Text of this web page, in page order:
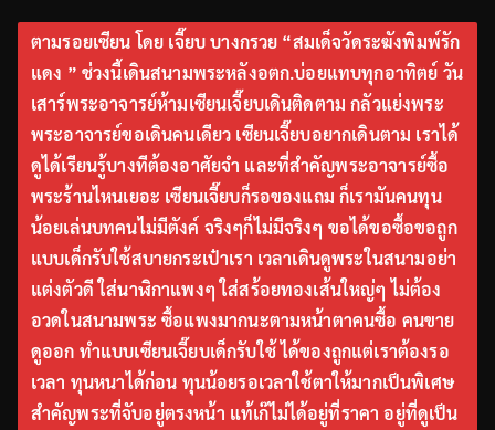
ตามรอยเซียน โดย เจี๊ยบ บางกรวย “สมเด็จวัดระฆังพิมพ์รัก
แดง ” ช่วงนี้เดินสนามพระหลังอตก.บ่อยแทบทุกอาทิตย์ วัน
เสาร์พระอาจารย์ห้ามเซียนเจี๊ยบเดินติดตาม กลัวแย่งพระ
พระอาจารย์ขอเดินคนเดียว เซียนเจี๊ยบอยากเดินตาม เราได้
ดูได้เรียนรู้บางทีต้องอาศัยจำ และที่สำคัญพระอาจารย์ซื้อ
พระร้านไหนเยอะ เซียนเจี๊ยบก็รอของแถม ก็เรามันคนทุน
น้อยเล่นบทคนไม่มีตังค์ จริงๆก็ไม่มีจริงๆ ขอได้ขอซื้อขอถูก
แบบเด็กรับใช้สบายกระเป๋าเรา เวลาเดินดูพระในสนามอย่า
แต่งตัวดี ใส่นาฬิกาแพงๆ ใส่สร้อยทองเส้นใหญ่ๆ ไม่ต้อง
อวดในสนามพระ ซื้อแพงมากนะตามหน้าตาคนซื้อ คนขาย
ดูออก ทำแบบเซียนเจี๊ยบเด็กรับใช้ ได้ของถูกแต่เราต้องรอ
เวลา ทุนหนาได้ก่อน ทุนน้อยรอเวลาใช้ตาให้มากเป็นพิเศษ
สำคัญพระที่จับอยู่ตรงหน้า แท้เก๊ไม่ได้อยู่ที่ราคา อยู่ที่ดูเป็น